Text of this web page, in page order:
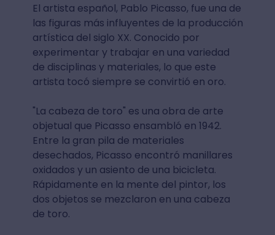
El artista español, Pablo Picasso, fue una de
las figuras más influyentes de la producción
artística del siglo XX. Conocido por
experimentar y trabajar en una variedad
de disciplinas y materiales, lo que este
artista tocó siempre se convirtió en oro.
"La cabeza de toro" es una obra de arte
objetual que Picasso ensambló en 1942.
Entre la gran pila de materiales
desechados, Picasso encontró manillares
oxidados y un asiento de una bicicleta.
Rápidamente en la mente del pintor, los
dos objetos se mezclaron en una cabeza
de toro.